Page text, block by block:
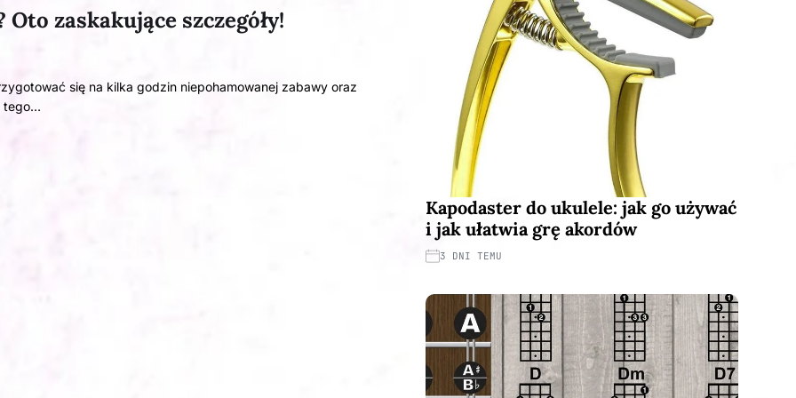
zaskakujące szczegóły!
się na kilka godzin niepohamowanej zabawy oraz
tego…
Kapodaster do ukulele: jak go używać
i jak ułatwia grę akordów
3 DNI TEMU